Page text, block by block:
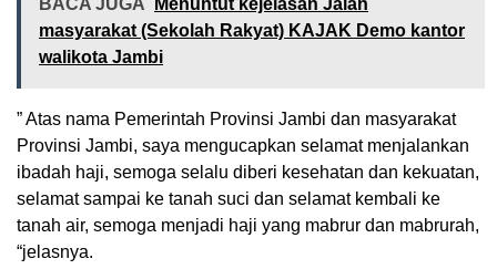
BACA JUGA
Menuntut kejelasan Jalan
masyarakat (Sekolah Rakyat) KAJAK Demo kantor
walikota Jambi
” Atas nama Pemerintah Provinsi Jambi dan masyarakat
Provinsi Jambi, saya mengucapkan selamat menjalankan
ibadah haji, semoga selalu diberi kesehatan dan kekuatan,
selamat sampai ke tanah suci dan selamat kembali ke
tanah air, semoga menjadi haji yang mabrur dan mabrurah,
“jelasnya.